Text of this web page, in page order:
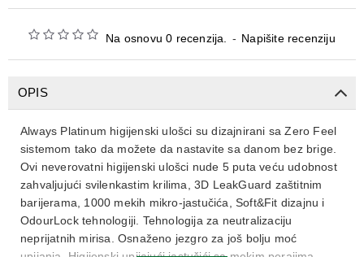
Na osnovu 0 recenzija. - Napišite recenziju
OPIS
Always Platinum higijenski ulošci su dizajnirani sa Zero Feel
sistemom tako da možete da nastavite sa danom bez brige.
Ovi neverovatni higijenski ulošci nude 5 puta veću udobnost
zahvaljujući svilenkastim krilima, 3D LeakGuard zaštitnim
barijerama, 1000 mekih mikro-jastučića, Soft&Fit dizajnu i
OdourLock tehnologiji. Tehnologija za neutralizaciju
neprijatnih mirisa. Osnaženo jezgro za još bolju moć